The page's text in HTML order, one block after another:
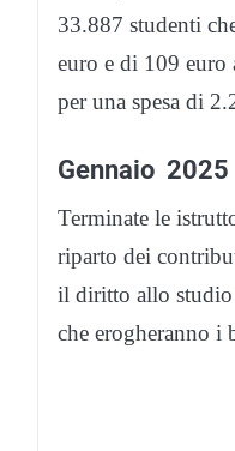
33.887 studenti
euro e di 109 euro
per una spesa di
Gennaio 2025
Terminate le
riparto dei
il diritto allo studio
che erogheranno i